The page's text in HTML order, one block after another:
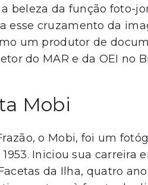
beleza da função foto-
esse cruzamento da
um produtor de
do MAR e da OEI no
Mobi
o Mobi, foi um
Iniciou sua carreira
da Ilha, quatro